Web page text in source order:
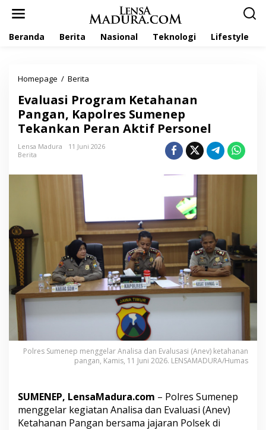
Beranda Berita Nasional Teknologi Lifestyle
Homepage / Berita
a
l
u
a
s
m
K
e
t
a
h
a
a
n
g
,
K
a
Evaluasi Program Ketahanan
Pangan, Kapolres Sumenep
Tekankan Peran Aktif Personel
Lensa Madura
11 Juni 2026
Berita
Polres Sumenep menggelar Analisa dan Evalusasi (Anev) ketahanan
pangan, Kamis, 11 Juni 2026. LENSAMADURA/Humas
SUMENEP, LensaMadura.com – Polres Sumenep
menggelar kegiatan Analisa dan Evaluasi (Anev)
Ketahanan Pangan bersama jajaran Polsek di